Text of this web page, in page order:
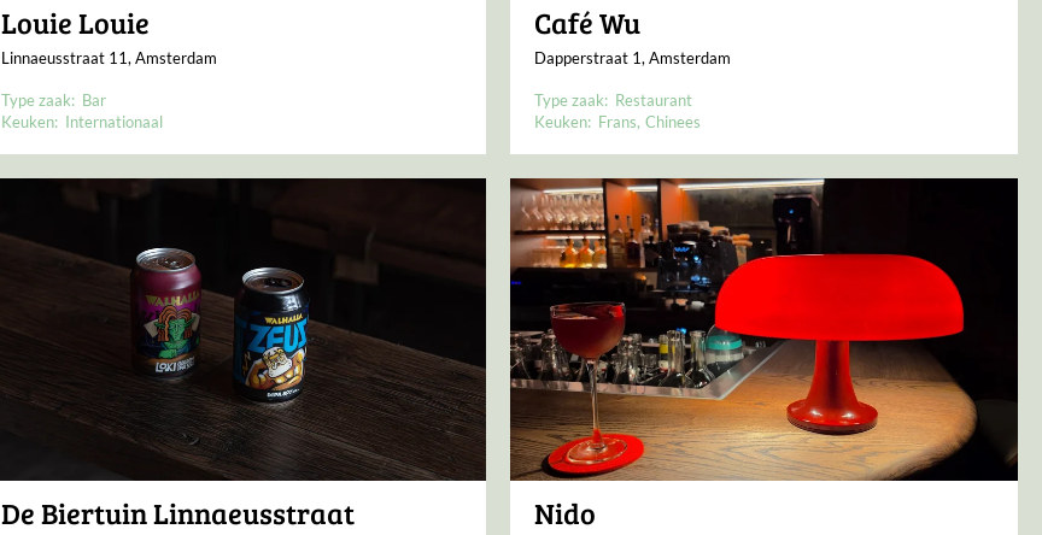
Louie Louie
Linnaeusstraat 11, Amsterdam
Type zaak: Bar
Keuken: Internationaal
Café Wu
Dapperstraat 1, Amsterdam
Type zaak: Restaurant
Keuken: Frans Chinees
De Biertuin Linnaeusstraat Nido